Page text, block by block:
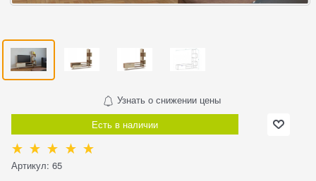
Узнать о снижении цены
Есть в наличии
Артикул: 65